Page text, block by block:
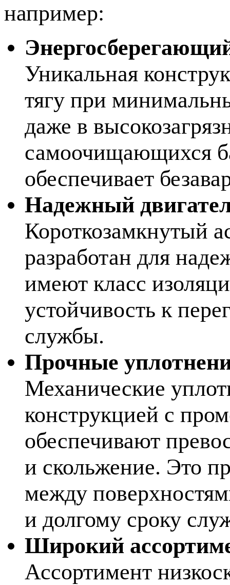
например:
Уникальная
тягу при
даже в
самоочищающихся
обеспечивает
Надежный
Короткозамкнутый
разработан для
имеют класс
устойчивость к
службы.
Прочные
Механические
конструкцией с
обеспечивают
и скольжение. Это
между
и долгому сроку
Широкий
Ассортимент